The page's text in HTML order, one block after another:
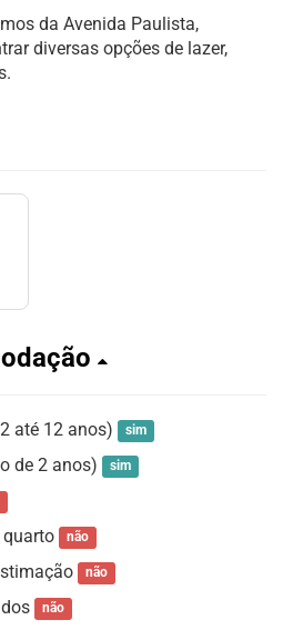
da Avenida Paulista,
diversas opções de lazer,
até 12 anos) sim
de 2 anos) sim
não
não
não